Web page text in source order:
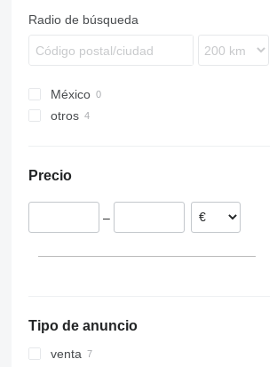
Radio de búsqueda
México
otros
Precio
–
Tipo de anuncio
venta